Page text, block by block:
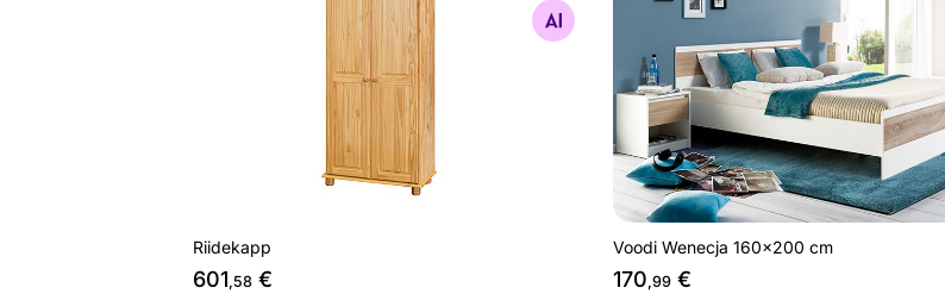
Riidekapp
601,58 €
Otsi sarnaseid
Voodi Wenecja 160x200 cm
170,99 €